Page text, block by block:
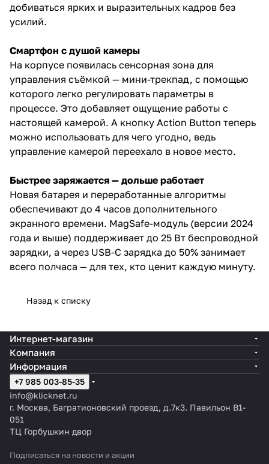
добиваться ярких и выразительных кадров без
усилий.
Смартфон с душой камеры
На корпусе появилась сенсорная зона для
управления съёмкой — мини-трекпад, с помощью
которого легко регулировать параметры в
процессе. Это добавляет ощущение работы с
настоящей камерой. А кнопку Action Button теперь
можно использовать для чего угодно, ведь
управление камерой переехало в новое место.
Быстрее заряжается — дольше работает
Новая батарея и переработанные алгоритмы
обеспечивают до 4 часов дополнительного
экранного времени. MagSafe-модуль (версии 2024
года и выше) поддерживает до 25 Вт беспроводной
зарядки, а через USB-C зарядка до 50% занимает
всего полчаса — для тех, кто ценит каждую минуту.
Назад к списку
Интернет-магазин
Компания
Информация
+7 985 003-85-35
info@klicknet.ru
г. Москва, Багратионовский проезд, д.7к3. Павильон B1-
051
ТЦ Горбушкин двор
Подписаться на новости и акции